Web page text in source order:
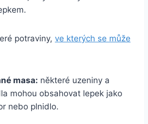
potraviny, ve kterých se může
masa: některé uzeniny a
mohou obsahovat lepek jako
nebo plnidlo.